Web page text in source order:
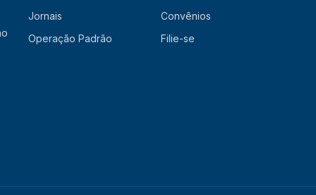
Jornais
Operação Padrão
Convênios
Filie-se